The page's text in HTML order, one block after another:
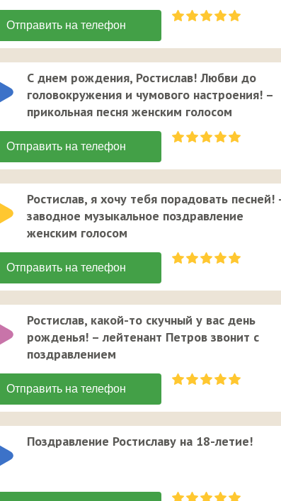
С днем рождения, Ростислав! Любви до
головокружения и чумового настроения! –
прикольная песня женским голосом
Ростислав, я хочу тебя порадовать песней!
заводное музыкальное поздравление
женским голосом
Ростислав, какой-то скучный у вас день
рожденья! – лейтенант Петров звонит с
поздравлением
Поздравление Ростиславу на 18-летие!